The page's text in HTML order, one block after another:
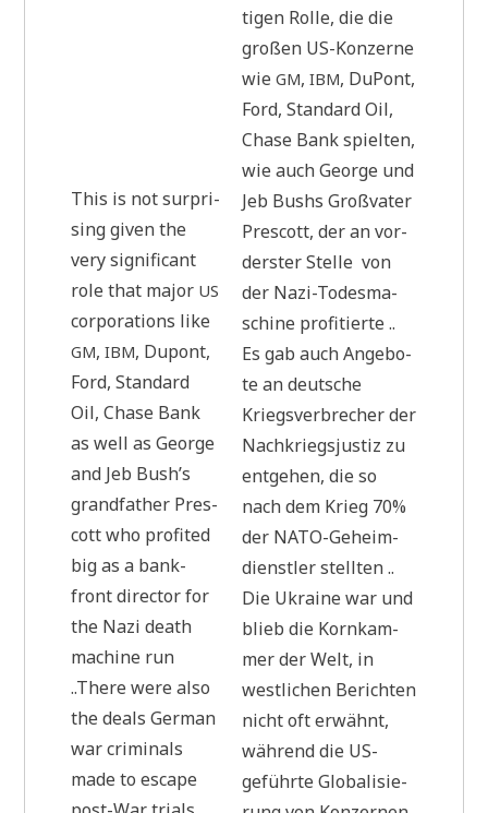
This is not sur­pri­
sing given the
very signi­fi­cant
role that major US
cor­po­ra­ti­ons like
GM,IBM, Dupont,
Ford, Stan­dard
Oil, Cha­se Bank
as well as Geor­ge
and Jeb Bush’s
grand­fa­ther Pres­
cott who pro­fi­ted
big as a bank-
front direc­tor for
the Nazi death
machi­ne run
..The­re were also
the deals Ger­man
war cri­mi­nals
made to escape
ti­gen Rol­le, die die
gro­ßen US-Kon­zer­ne
wieGM,IBM, DuPont,
Ford, Stan­dard Oil,
Cha­se Bank spiel­ten,
wie auch Geor­ge und
Jeb Bushs Groß­va­ter
Pres­cott, der an vor­
der­ster Stel­le von
der Nazi-Todes­ma­
schi­ne pro­fi­tier­te ..
Es gab auch Ange­bo­
te an deut­sche
Kriegs­ver­bre­cher der
Nach­kriegs­ju­stiz zu
ent­ge­hen, die so
nach dem Krieg 70%
der NATO-Geheim­
dienst­ler stell­ten ..
Die Ukrai­ne war und
blieb die Korn­kam­
mer der Welt, in
west­li­chen Berich­ten
nicht oft erwähnt,
wäh­rend die US-
geführ­te Glo­ba­li­sie­